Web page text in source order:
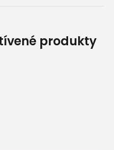
produkty